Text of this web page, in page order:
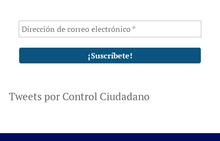
Tweets por Control Ciudadano